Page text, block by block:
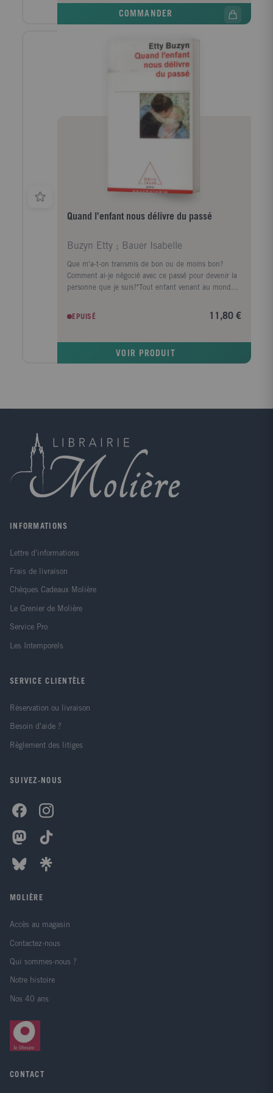
COMMANDER
Quand l'enfant nous délivre du passé
Buzyn Etty ; Bauer Isabelle
Que m'a-t-on transmis de bon ou de moins bon?
Comment ai-je négocié avec ce passé pour devenir la
personne que je suis?"Tout enfant venant au monde
et révélateur d'un passé familial parfois douloureux et
liens permet à chacun de s'en libérer pour ne pas
retisser les fils de notre propre cheminement.
EPUISÉ 11,80 €
VOIR PRODUIT
INFORMATIONS
Lettre d'informations
Frais de livraison
Chèques Cadeaux Molière
Le Grenier de Molière
Service Pro
Les Intemporels
SERVICE CLIENTÈLE
Réservation ou livraison
Besoin d'aide ?
Règlement des litiges
SUIVEZ-NOUS
MOLIÈRE
Accès au magasin
Contactez-nous
Qui sommes-nous ?
Notre histoire
Nos 40 ans
CONTACT